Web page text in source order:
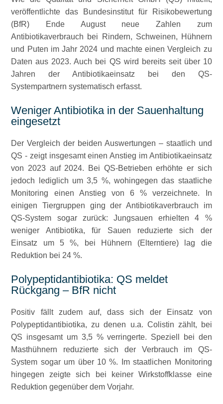
veröffentlichte das Bundesinstitut für Risikobewertung
(BfR) Ende August neue Zahlen zum
Antibiotikaverbrauch bei Rindern, Schweinen, Hühnern
und Puten im Jahr 2024 und machte einen Vergleich zu
Daten aus 2023. Auch bei QS wird bereits seit über 10
Jahren der Antibiotikaeinsatz bei den QS-
Systempartnern systematisch erfasst.
Weniger Antibiotika in der Sauenhaltung
eingesetzt
Der Vergleich der beiden Auswertungen – staatlich und
QS - zeigt insgesamt einen Anstieg im Antibiotikaeinsatz
von 2023 auf 2024. Bei QS-Betrieben erhöhte er sich
jedoch lediglich um 3,5 %, wohingegen das staatliche
Monitoring einen Anstieg von 6 % verzeichnete. In
einigen Tiergruppen ging der Antibiotikaverbrauch im
QS-System sogar zurück: Jungsauen erhielten 4 %
weniger Antibiotika, für Sauen reduzierte sich der
Einsatz um 5 %, bei Hühnern (Elterntiere) lag die
Reduktion bei 24 %.
Polypeptidantibiotika: QS meldet
Rückgang – BfR nicht
Positiv fällt zudem auf, dass sich der Einsatz von
Polypeptidantibiotika, zu denen u.a. Colistin zählt, bei
QS insgesamt um 3,5 % verringerte. Speziell bei den
Masthühnern reduzierte sich der Verbrauch im QS-
System sogar um über 10 %. Im staatlichen Monitoring
hingegen zeigte sich bei keiner Wirkstoffklasse eine
Reduktion gegenüber dem Vorjahr.